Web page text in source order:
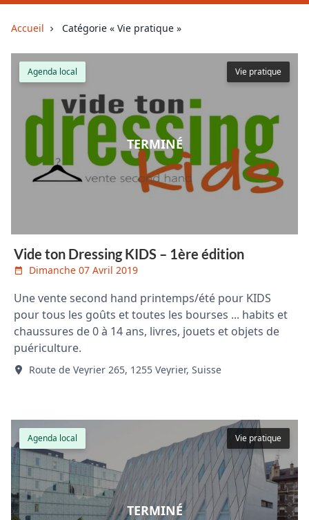
Accueil Catégorie « Vie pratique »
Vie pratique
Agenda local
TERMINÉ
Vide ton Dressing KIDS – 1ère édition
Dimanche 07 Avril 2019
Une vente second hand printemps/été pour KIDS
pour tous les goûts et toutes les bourses ... habits et
chaussures de 0 à 14 ans, livres, jouets et objets de
puériculture.
Route de Veyrier 265, 1255 Veyrier, Suisse
Vie pratique
Agenda local
TERMINÉ